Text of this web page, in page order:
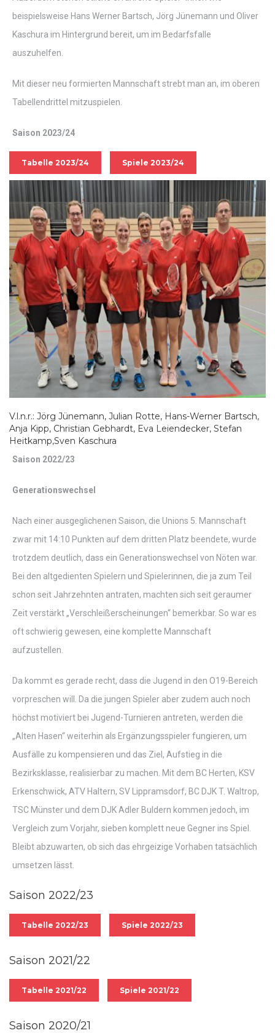
beispielsweise Hans Werner Bartsch, Jörg Jünemann und Oliver
Kaschura im Hintergrund bereit, um im Bedarfsfalle
auszuhelfen.
Mit dieser neu formierten Mannschaft strebt man an, im oberen
Tabellendrittel mitzuspielen.
Saison 2023/24
Tabelle 2023/24 Spiele 2023/24
V.l.n.r.: Jörg Jünemann, Julian Rotte, Hans-Werner Bartsch,
Anja Kipp, Christian Gebhardt, Eva Leiendecker, Stefan
Heitkamp,Sven Kaschura
Saison 2022/23
Generationswechsel
Nach einer ausgeglichenen Saison, die Unions 5. Mannschaft
zwar mit 14:10 Punkten auf dem dritten Platz beendete, wurde
trotzdem deutlich, dass ein Generationswechsel von Nöten war.
Bei den altgedienten Spielern und Spielerinnen, die ja zum Teil
schon seit Jahrzehnten antraten, machten sich seit geraumer
Zeit verstärkt „Verschleißerscheinungen“ bemerkbar. So war es
oft schwierig gewesen, eine komplette Mannschaft
aufzustellen.
Da kommt es gerade recht, dass die Jugend in den O19-Bereich
vorpreschen will. Da die jungen Spieler aber zudem auch noch
höchst motiviert bei Jugend-Turnieren antreten, werden die
„Alten Hasen“ weiterhin als Ergänzungsspieler fungieren, um
Ausfälle zu kompensieren und das Ziel, Aufstieg in die
Bezirksklasse, realisierbar zu machen. Mit dem BC Herten, KSV
Erkenschwick, ATV Haltern, SV Lippramsdorf, BC DJK T. Waltrop,
TSC Münster und dem DJK Adler Buldern kommen jedoch, im
Vergleich zum Vorjahr, sieben komplett neue Gegner ins Spiel.
Bleibt abzuwarten, ob sich das ehrgeizige Vorhaben tatsächlich
umsetzen lässt.
Saison 2022/23
Tabelle 2022/23 Spiele 2022/23
Saison 2021/22
Tabelle 2021/22 Spiele 2021/22
Saison 2020/21